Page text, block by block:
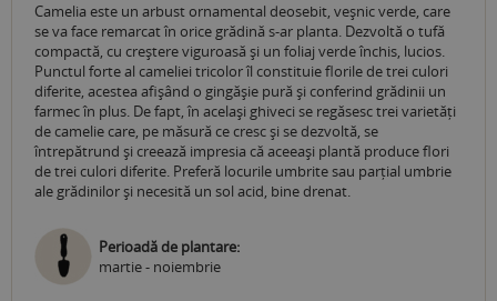
Camelia este un arbust ornamental deosebit, veșnic verde, care
se va face remarcat în orice grădină s-ar planta. Dezvoltă o tufă
compactă, cu creștere viguroasă și un foliaj verde închis, lucios.
Punctul forte al cameliei tricolor îl constituie florile de trei culori
diferite, acestea afișând o gingășie pură și conferind grădinii un
farmec în plus. De fapt, în același ghiveci se regăsesc trei varietăți
de camelie care, pe măsură ce cresc și se dezvoltă, se
întrepătrund și creează impresia că aceeași plantă produce flori
de trei culori diferite. Preferă locurile umbrite sau parțial umbrie
ale grădinilor și necesită un sol acid, bine drenat.
Perioadă de plantare:
martie - noiembrie